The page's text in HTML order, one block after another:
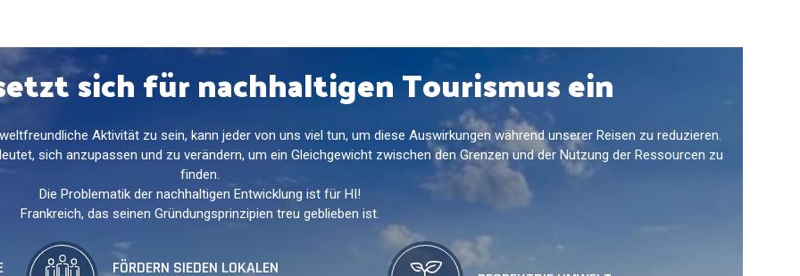
sich für nachhaltigen Tourismus ein
Aktivität zu sein, kann jeder von uns viel tun, um diese Auswirkungen während unserer Reisen zu reduzieren.
sich anzupassen und zu verändern, um ein Gleichgewicht zwischen den Grenzen und der Nutzung der Ressourcen zu
finden.
Die Problematik der nachhaltigen Entwicklung ist für HI!
Frankreich, das seinen Gründungsprinzipien treu geblieben ist.
FÖRDERN SIEDEN LOKALEN